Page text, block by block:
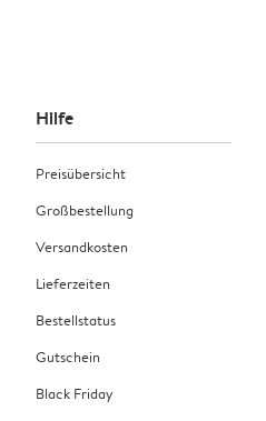
Hilfe
Preisübersicht
Großbestellung
Versandkosten
Lieferzeiten
Bestellstatus
Gutschein
Black Friday